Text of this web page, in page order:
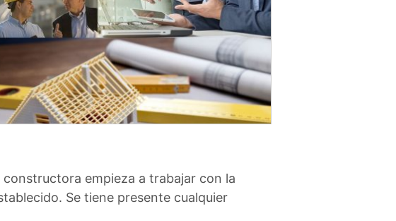
empieza a trabajar con la
Se tiene presente cualquier